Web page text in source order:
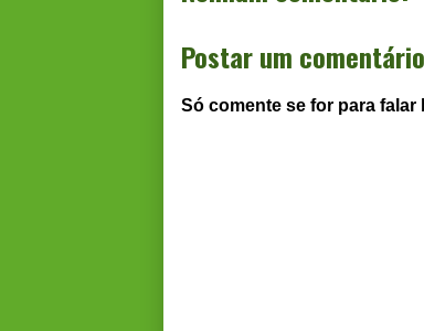
Postar um comentário
Só comente se for para